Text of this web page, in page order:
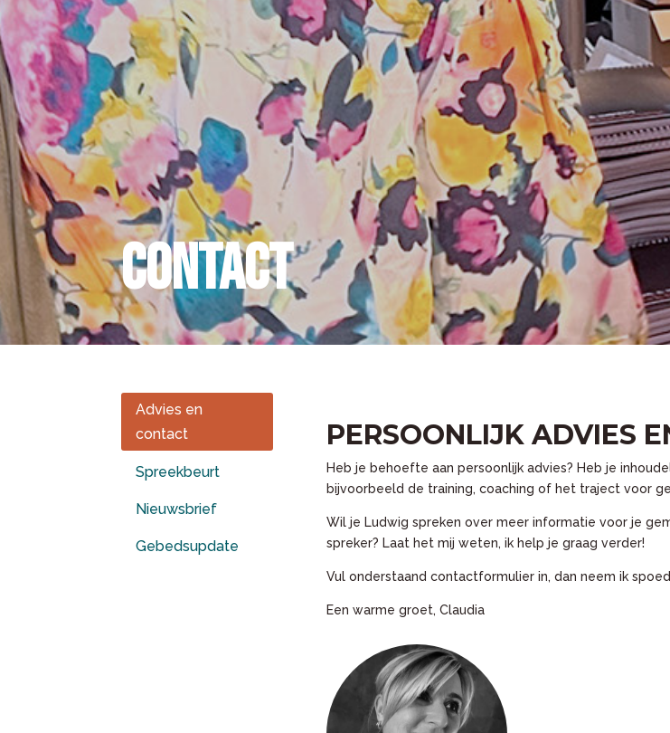
CONTACT
Advies en
contact
Spreekbeurt
Nieuwsbrief
Gebedsupdate
PERSOONLIJK ADVIES
Heb je behoefte aan persoonlijk advies? Heb je
bijvoorbeeld de training, coaching of het traject voor
Wil je Ludwig spreken over meer informatie voor je
spreker? Laat het mij weten, ik help je graag verder!
Vul onderstaand contactformulier in, dan neem ik
Een warme groet, Claudia